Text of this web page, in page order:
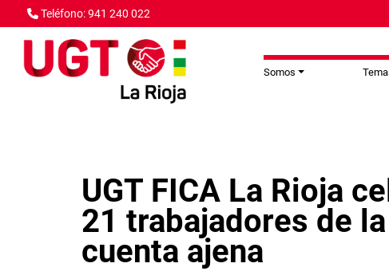
Pasar al contenido principal
Teléfono: 941 240 022
Somos
UGT FICA La Rioja
21 trabajadores de
cuenta ajena